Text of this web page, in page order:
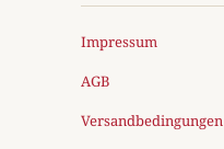
Impressum
AGB
Versandbedingungen